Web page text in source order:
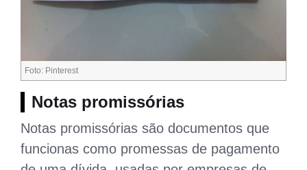
Foto: Pinterest
Notas promissórias
Notas promissórias são documentos que
funcionas como promessas de pagamento